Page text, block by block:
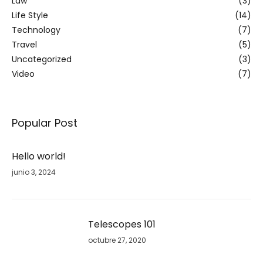
Life Style
(14)
Technology
(7)
Travel
(5)
Uncategorized
(3)
Video
(7)
Popular Post
Hello world!
junio 3, 2024
Telescopes 101
octubre 27, 2020